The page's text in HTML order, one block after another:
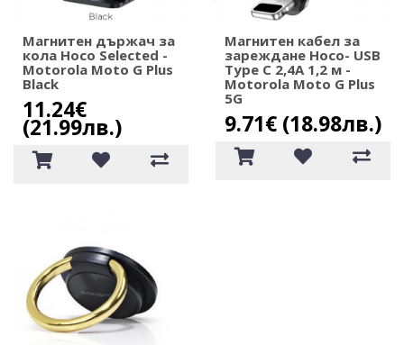
Магнитен държач за
кола Hoco Selected -
Motorola Moto G Plus
Black
11.24€
(21.99лв.)
Магнитен кабел за
зареждане Hoco- USB
Type C 2,4A 1,2 м -
Motorola Moto G Plus
5G
9.71€ (18.98лв.)